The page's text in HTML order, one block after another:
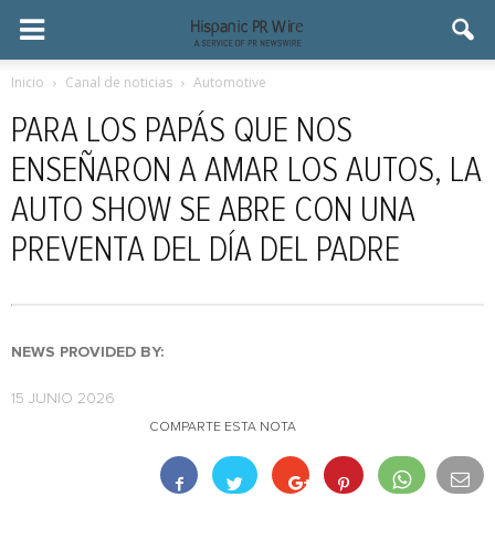
Inicio Canal de noticias Automotive
PARA LOS PAPÁS QUE NOS
ENSEÑARON A AMAR LOS AUTOS, LA
AUTO SHOW SE ABRE CON UNA
PREVENTA DEL DÍA DEL PADRE
NEWS PROVIDED BY:
15 JUNIO 2026
COMPARTE ESTA NOTA